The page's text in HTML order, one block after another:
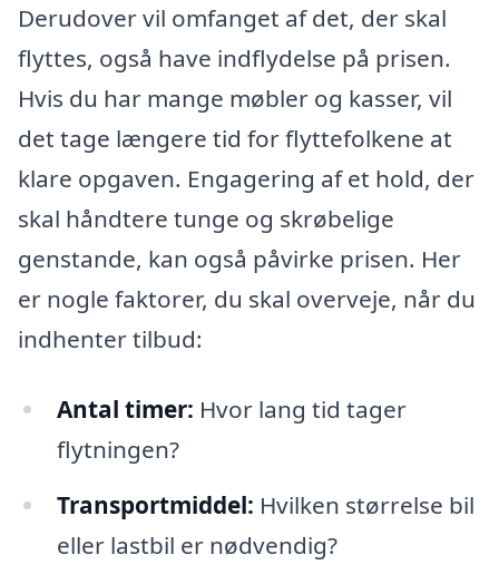
Derudover vil omfanget af det, der skal
flyttes, også have indflydelse på prisen.
Hvis du har mange møbler og kasser, vil
det tage længere tid for flyttefolkene at
klare opgaven. Engagering af et hold, der
skal håndtere tunge og skrøbelige
genstande, kan også påvirke prisen. Her
er nogle faktorer, du skal overveje, når du
indhenter tilbud:
Antal timer: Hvor lang tid tager
flytningen?
Transportmiddel: Hvilken størrelse bil
eller lastbil er nødvendig?